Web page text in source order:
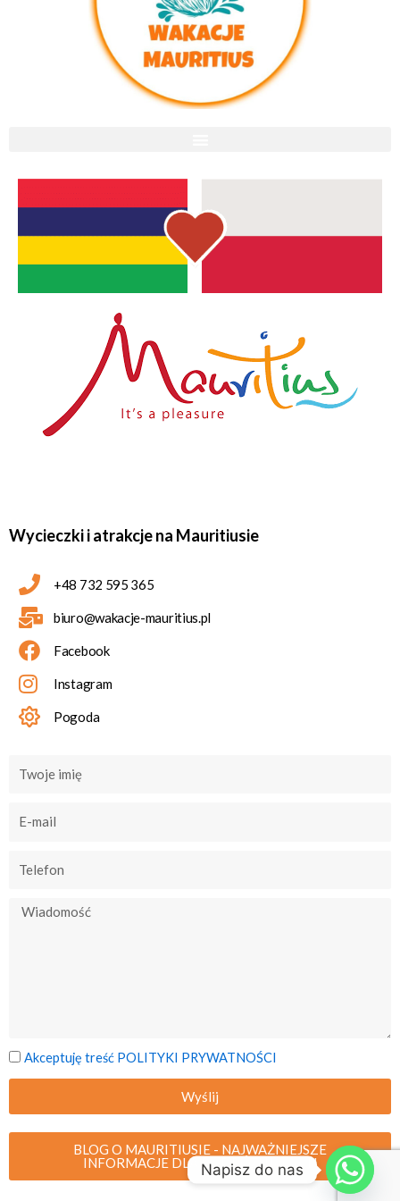
Wycieczki i atrakcje na Mauritiusie
+48 732 595 365
biuro@wakacje-mauritius.pl
Facebook
Instagram
Pogoda
Akceptuję treść POLITYKI PRYWATNOŚCI
Wyślij
BLOG O MAURITIUSIE - NAJWAŻNIEJSZE
INFORMACJE DLA PODRÓZUJĄCYCH
Napisz do nas